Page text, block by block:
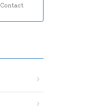
Contact